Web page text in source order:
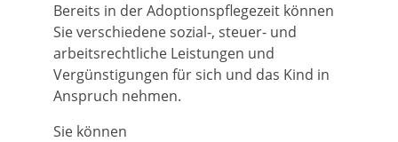
Bereits in der Adoptionspflegezeit können
Sie verschiedene sozial-, steuer- und
arbeitsrechtliche Leistungen und
Vergünstigungen für sich und das Kind in
Anspruch nehmen.
Sie können